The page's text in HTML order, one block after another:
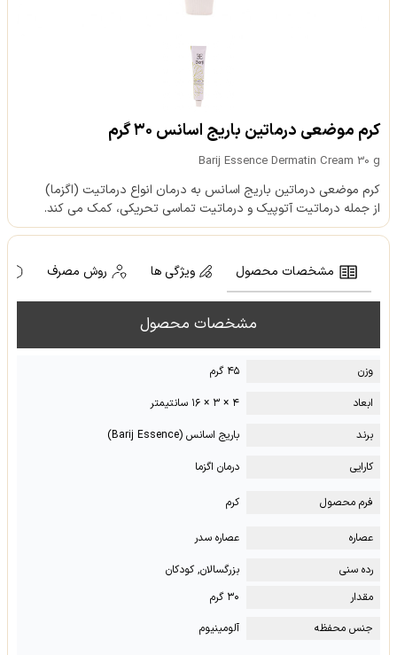
کرم موضعی درماتین باریج اسانس ۳۰ گرم
Barij Essence Dermatin Cream 30 g
کرم موضعی درماتین باریج اسانس به درمان انواع درماتیت (اگزما)
از جمله درماتیت آتوپیک و درماتیت تماسی تحریکی، کمک می کند.
مشخصات محصول ویژگی ها روش مصرف
مشخصات محصول
وزن
۴۵ گرم
ابعاد
۴ × ۳ × ۱۶ سانتیمتر
برند
باریج اسانس (Barij Essence)
کارایی
درمان اگزما
فرم محصول کرم
عصاره
عصاره سدر
رده سنی
بزرگسالان, کودکان
مقدار
۳۰ گرم
جنس محفظه
آلومینیوم